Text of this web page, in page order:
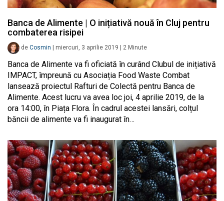
Banca de Alimente | O inițiativă nouă în Cluj pentru
combaterea risipei
de Cosmin miercuri, 3 aprilie 2019 2 Minute
Banca de Alimente va fi oficiată în curând Clubul de inițiativă
IMPACT, împreună cu Asociația Food Waste Combat
lansează proiectul Rafturi de Colectă pentru Banca de
Alimente. Acest lucru va avea loc joi, 4 aprilie 2019, de la
ora 14:00, în Piața Flora. În cadrul acestei lansări, colțul
băncii de alimente va fi inaugurat în…